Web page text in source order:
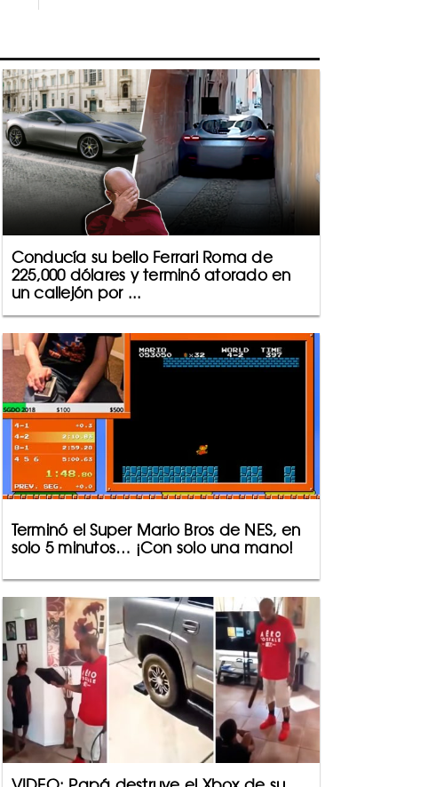
Conducía su bello Ferrari Roma de
225,000 dólares y terminó atorado en
un callejón por ...
Terminó el Super Mario Bros de NES, en
solo 5 minutos… ¡Con solo una mano!